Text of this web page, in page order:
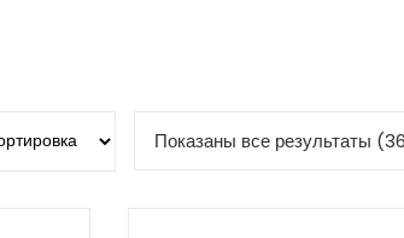
Показаны все результаты